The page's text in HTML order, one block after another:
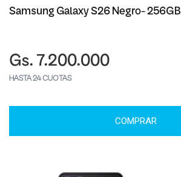
Samsung Galaxy S26 Negro- 256GB
Gs. 7.200.000
HASTA 24 CUOTAS
COMPRAR